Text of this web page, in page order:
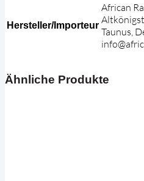
Hersteller/Importeur
African
Taunus,
Ähnliche Produkte